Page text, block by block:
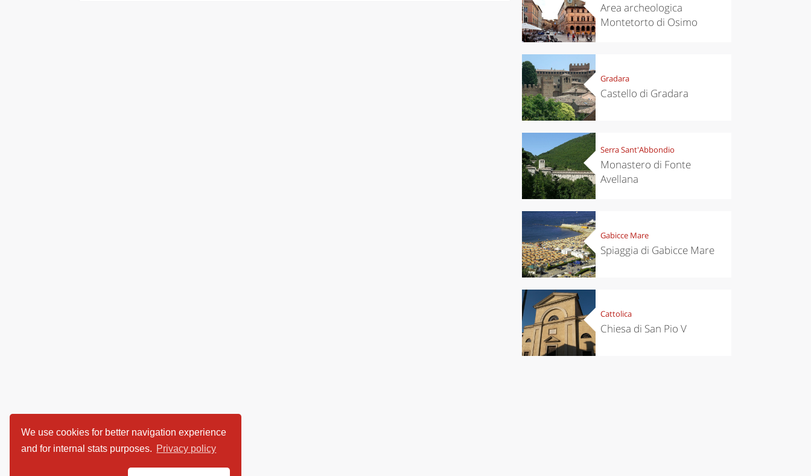
We use cookies for better navigation experience
and for internal stats purposes. Privacy policy
Area archeologica
Montetorto di Osimo
Gradara
Castello di Gradara
Serra Sant'Abbondio
Monastero di Fonte
Avellana
Gabicce Mare
Spiaggia di Gabicce Mare
Cattolica
Chiesa di San Pio V